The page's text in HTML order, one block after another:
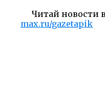
Читай новости
max.ru/gazetapik